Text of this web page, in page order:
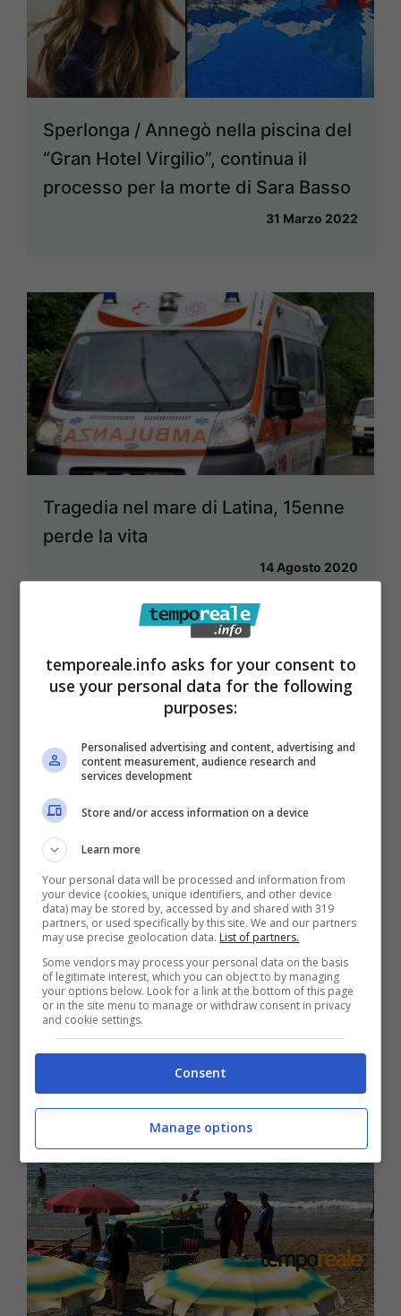
Sperlonga / Annegò nella piscina del
“Gran Hotel Virgilio”, continua il
processo per la morte di Sara Basso
31 Marzo 2022
Tragedia nel mare di Latina, 15enne
perde la vita
14 Agosto 2020
Gaeta / Si tuffa in mare, morta una
donna anziana colta da infarto
9 Luglio 2020
temporeale.info asks for your consent to
use your personal data for the following
purposes:
Personalised advertising and content, advertising and
content measurement, audience research and
services development
Store and/or access information on a device
Learn more
Your personal data will be processed and information from
your device (cookies, unique identifiers, and other device
data) may be stored by, accessed by and shared with 319
partners, or used specifically by this site. We and our partners
may use precise geolocation data. List of partners.
Some vendors may process your personal data on the basis
of legitimate interest, which you can object to by managing
your options below. Look for a link at the bottom of this page
or in the site menu to manage or withdraw consent in privacy
and cookie settings.
Consent
Manage options